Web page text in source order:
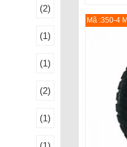
(2)
(1)
(1)
(2)
(1)
Mã :350-4